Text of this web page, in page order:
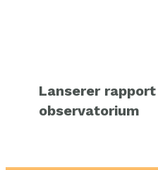
Lanserer
observatorium